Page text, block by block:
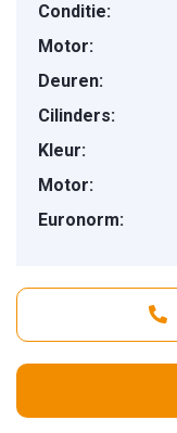
Conditie:
Motor:
Deuren:
Cilinders:
Kleur:
Motor:
Euronorm: